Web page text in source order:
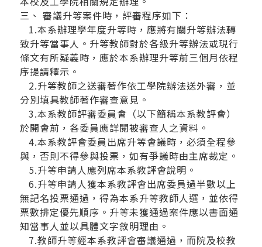
三、 審議升等案件時，評審程序如下：
1.本系辦理學年度升等時，應將有關升等辦法轉
致升等當事人。升等教師對於各級升等辦法或現行
條文有所疑義時，應於本系辦理升等前三個月依程
序提請釋示。
2.升等教師之送審著作依工學院辦法送外審，並
分別填具教師著作審查意見。
3.本系教師評審委員會（以下簡稱本系教評會）
於開會前，各委員應詳閱被審查人之資料。
4.本系教評會委員出席升等會議時，必須全程參
與，否則不得參與投票，如有爭議時由主席裁定。
5.升等申請人應列席本系教評會說明。
6.升等申請人獲本系教評會出席委員過半數以上
無記名投票通過，得為本系升等教師人選，並依得
票數排定優先順序。升等未獲通過案件應以書面通
知當事人並以具體文字敘明理由。
7.教師升等經本系教評會審議通過，而院及校教